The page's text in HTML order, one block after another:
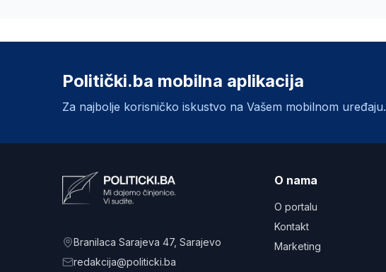
Politički.ba mobilna aplikacija
Za najbolje korisničko iskustvo na Vašem mobilnom uređaju.
Branilaca Sarajeva 47, Sarajevo
redakcija@politicki.ba
O nama
O portalu
Kontakt
Marketing